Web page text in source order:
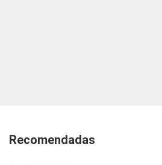
Recomendadas